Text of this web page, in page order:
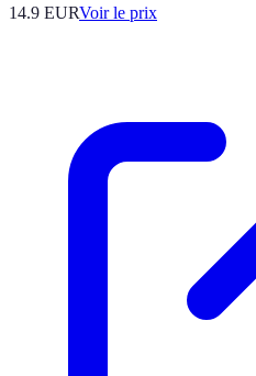
14.9 EURVoir le prix